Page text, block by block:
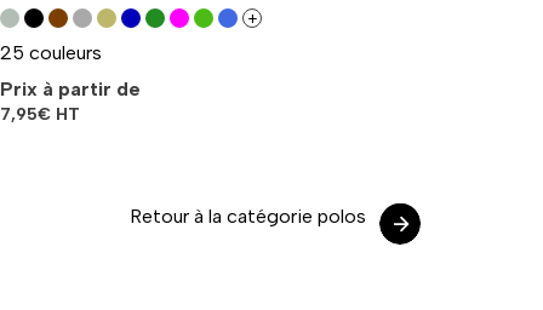
+
25 couleurs
Prix à partir de
7,95€ HT
Retour à la catégorie polos